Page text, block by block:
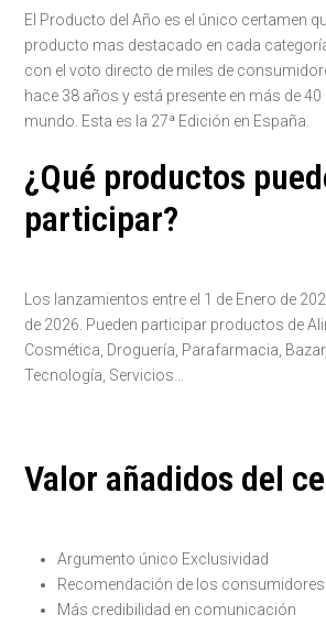
El Producto del Año es el único certamen
producto mas destacado en cada
con el voto directo de miles de
hace 38 años y está presente en más de 40
mundo. Esta es la 27ª Edición en España.
¿Qué productos
participar?
Los lanzamientos entre el 1 de Enero de
de 2026. Pueden participar productos de
Cosmética, Droguería, Parafarmacia,
Tecnología, Servicios…
Valor añadidos del
Argumento único Exclusividad
Recomendación de los consumidores
Más credibilidad en comunicación